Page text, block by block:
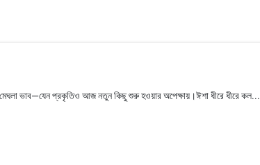
ভাব—যেন প্রকৃতিও আজ নতুন কিছু শুরু হওয়ার অপেক্ষায়।ঈশা ধীরে ধীরে কল...